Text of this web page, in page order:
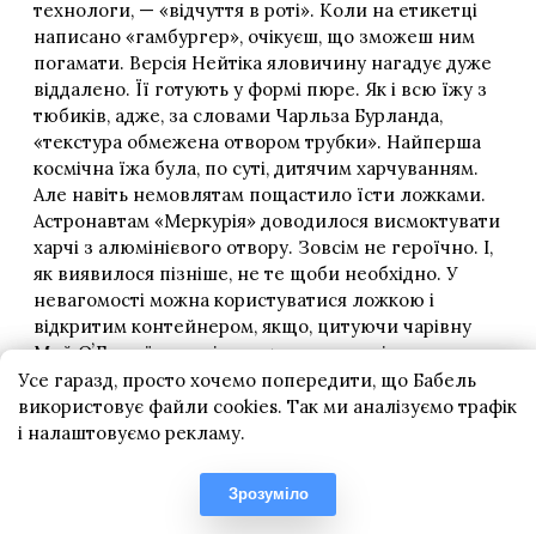
Усе гаразд, просто хочемо попередити, що Бабель
використовує файли cookies. Так ми аналізуємо трафік
і налаштовуємо рекламу.
Зрозуміло